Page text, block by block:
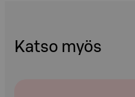
Katso myös